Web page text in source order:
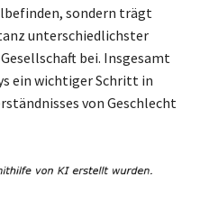
sondern trägt
unterschiedlichster
bei. Insgesamt
ein wichtiger Schritt in
von Geschlecht